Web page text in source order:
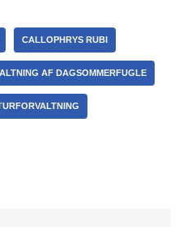
CALLOPHRYS RUBI
AF DAGSOMMERFUGLE